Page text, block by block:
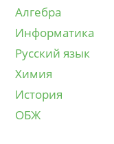
Алгебра
Информатика
Русский язык
Химия
История
ОБЖ